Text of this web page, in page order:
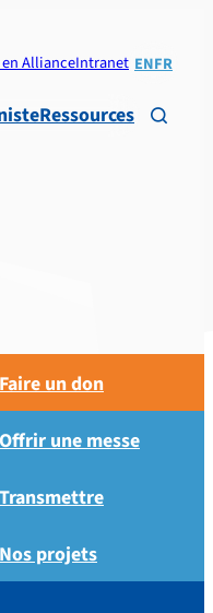
AllianceIntranet ENFR
Ressources 
Faire un don
Offrir une messe
Transmettre
Nos projets